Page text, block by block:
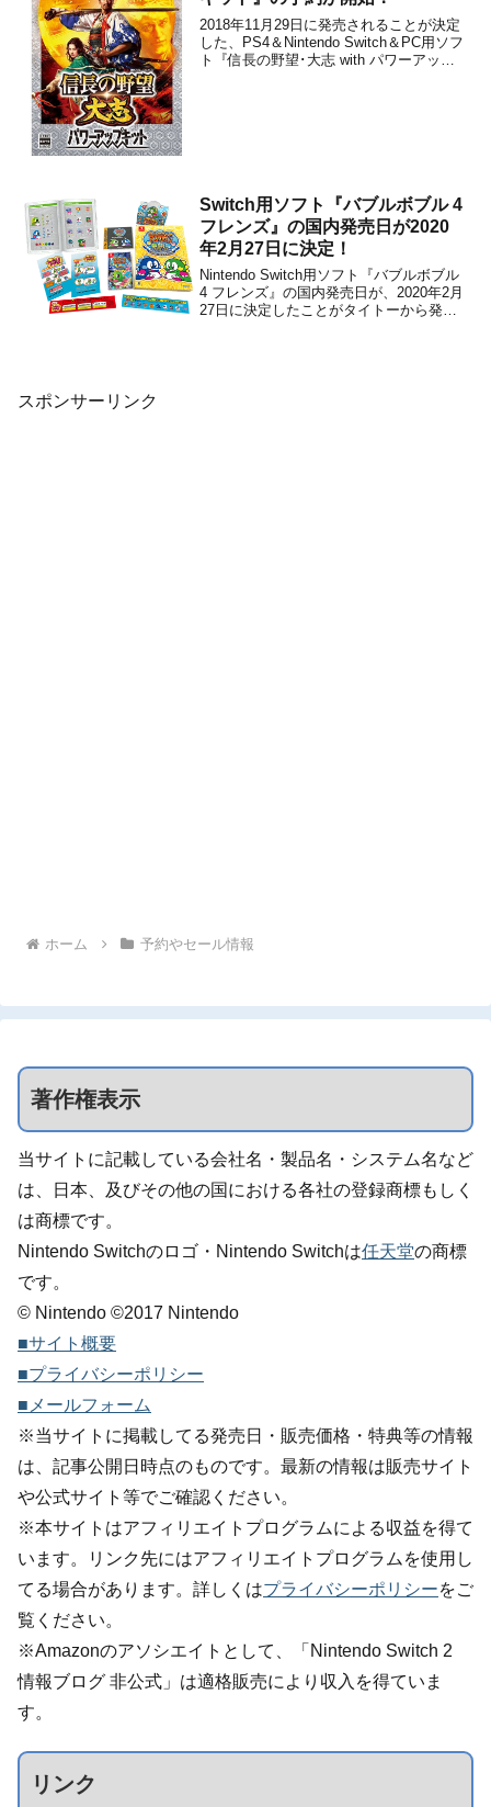
2018年11月29日に発売されることが決定
した、PS4＆Nintendo Switch＆PC用ソフ
ト『信長の野望･大志 with パワーアップ
Switch用ソフト『バブルボブル 4
フレンズ』の国内発売日が2020
年2月27日に決定！
Nintendo Switch用ソフト『バブルボブル
4 フレンズ』の国内発売日が、2020年2月
27日に決定したことがタイトーから発表
スポンサーリンク
ホーム 予約やセール情報
著作権表示
当サイトに記載している会社名・製品名・システム名など
は、日本、及びその他の国における各社の登録商標もしく
は商標です。
Nintendo Switchのロゴ・Nintendo Switchは任天堂の商標
です。
© Nintendo ©2017 Nintendo
■サイト概要
■プライバシーポリシー
■メールフォーム
※当サイトに掲載してる発売日・販売価格・特典等の情報
は、記事公開日時点のものです。最新の情報は販売サイト
や公式サイト等でご確認ください。
※本サイトはアフィリエイトプログラムによる収益を得て
います。リンク先にはアフィリエイトプログラムを使用し
てる場合があります。詳しくはプライバシーポリシーをご
覧ください。
※Amazonのアソシエイトとして、「Nintendo Switch 2
情報ブログ 非公式」は適格販売により収入を得ていま
す。
リンク